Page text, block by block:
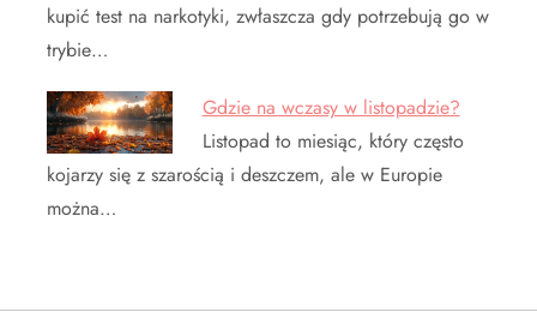
kupić test na narkotyki, zwłaszcza gdy potrzebują go w
trybie…
Gdzie na wczasy w listopadzie?
Listopad to miesiąc, który często
kojarzy się z szarością i deszczem, ale w Europie
można…